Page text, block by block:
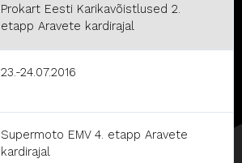
Prokart Eesti Karikavõistlused 2.
etapp Aravete kardirajal
23.-24.07.2016
Supermoto EMV 4. etapp Aravete
kardirajal